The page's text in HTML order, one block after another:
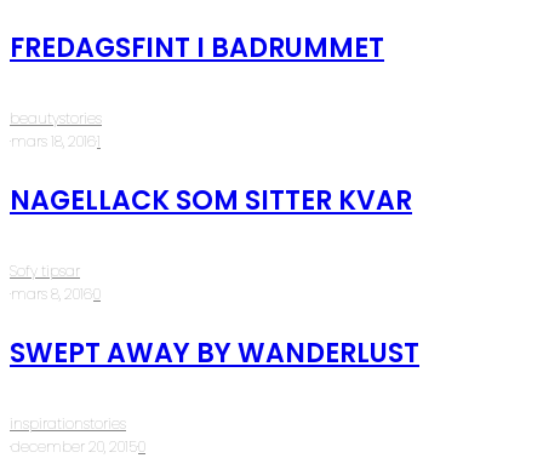
FREDAGSFINT I BADRUMMET
beautystories
·mars 18, 2016·1
NAGELLACK SOM SITTER KVAR
Sofy tipsar
·mars 8, 2016·0
SWEPT AWAY BY WANDERLUST
inspirationstories
·december 20, 2015·0